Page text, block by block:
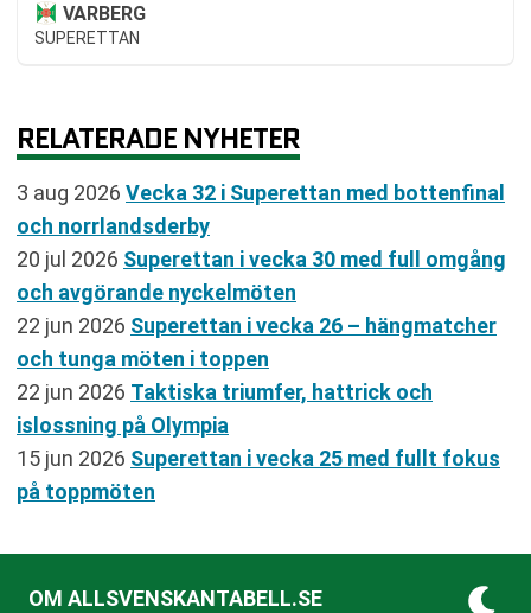
VARBERG
SUPERETTAN
RELATERADE NYHETER
3 aug 2026 Vecka 32 i Superettan med bottenfinal
och norrlandsderby
20 jul 2026 Superettan i vecka 30 med full omgång
och avgörande nyckelmöten
22 jun 2026 Superettan i vecka 26 – hängmatcher
och tunga möten i toppen
22 jun 2026 Taktiska triumfer, hattrick och
islossning på Olympia
15 jun 2026 Superettan i vecka 25 med fullt fokus
på toppmöten
OM ALLSVENSKANTABELL.SE